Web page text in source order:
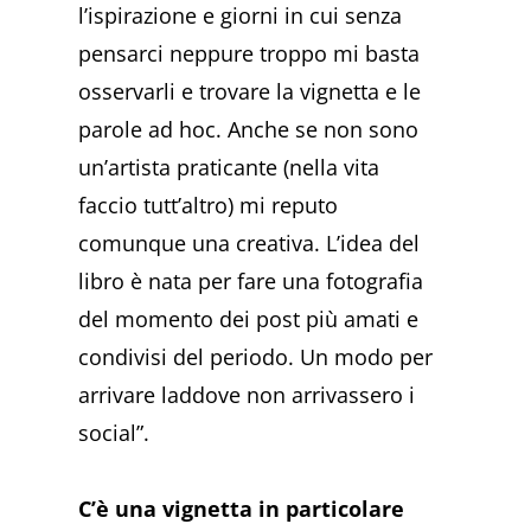
l’ispirazione e giorni in cui senza
pensarci neppure troppo mi basta
osservarli e trovare la vignetta e le
parole ad hoc. Anche se non sono
un’artista praticante (nella vita
faccio tutt’altro) mi reputo
comunque una creativa. L’idea del
libro è nata per fare una fotografia
del momento dei post più amati e
condivisi del periodo. Un modo per
arrivare laddove non arrivassero i
social”.
C’è una vignetta in particolare